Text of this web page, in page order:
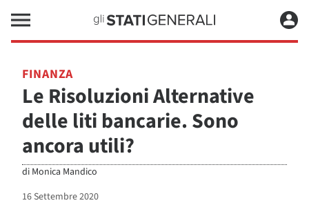
FINANZA
Le Risoluzioni Alternative
delle liti bancarie. Sono
ancora utili?
di Monica Mandico
16 Settembre 2020